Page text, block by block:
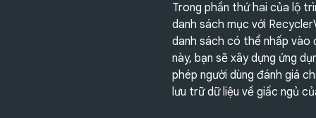
Trong phần thứ hai của lộ
danh sách mục với
danh sách có thể nhấp vào
này, bạn sẽ xây dựng ứng
phép người dùng đánh giá
lưu trữ dữ liệu về giấc ngủ